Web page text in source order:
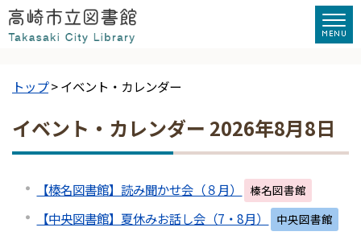
トップ> イベント・カレンダー
イベント・カレンダー 2026年8月8日
【榛名図書館】読み聞かせ会（８月） 榛名図書館
【中央図書館】夏休みお話し会（7・8月） 中央図書館